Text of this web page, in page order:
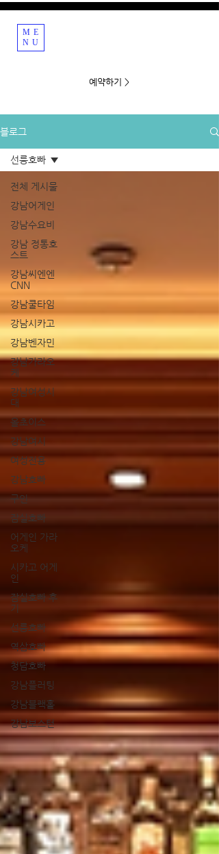
예약하기 >
ME
NU
블로그
전체 게시물
강남어게인
강남수요비
강남 정통호
스트
강남씨엔엔
CNN
강남쿨타임
강남시카고
강남벤자민
강남가라오
케
강남여성시
대
올초이스
강남여시
여성전용
강남호빠
구인
잠실호빠
어게인 가라
오케
시카고 어게
인
잠실호빠 후
기
선릉호빠
역삼호빠
청담호빠
강남플러팅
강남블랙홀
강남보스턴
선릉호빠